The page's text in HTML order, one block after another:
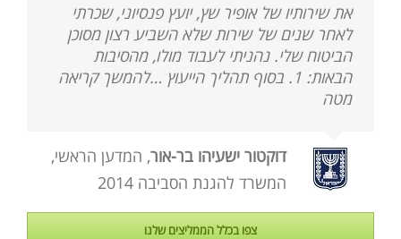
את שירותיו של אופיר שץ, יועץ פנסיוני, שכרתי
לאחר שנים של שירות שלא השביע רצון מסוכן
הביטוח שלי. נהניתי לעבוד מולו, מהסיבות
הבאות: 1. בסוף תהליך הייעוץ …להמשך קריאה
מטה
דוקטור ישעיהו בר-אור, המדען הראשי,
המשרד להגנת הסביבה 2014
צפו בכלל הממליצים שלנו